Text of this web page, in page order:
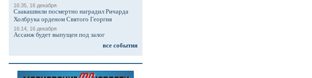
16:35, 16 декабря
Саакашвили посмертно наградил Ричарда
Холбрука орденом Святого Георгия
16:14, 16 декабря
Ассанж будет выпущен под залог
все события